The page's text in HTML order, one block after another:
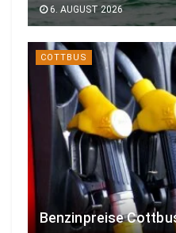
6. AUGUST 2026
COTTBUS
Benzinpreise